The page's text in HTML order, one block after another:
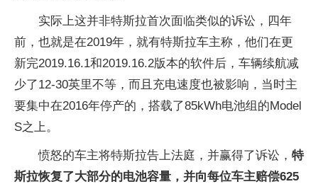
实际上这并非特斯拉首次面临类似的诉讼，四年
前，也就是在2019年，就有特斯拉车主称，他们在更
新完2019.16.1和2019.16.2版本的软件后，车辆续航减
少了12-30英里不等，而且充电速度也被影响，当时主
要集中在2016年停产的，搭载了85kWh电池组的Model
S之上。
愤怒的车主将特斯拉告上法庭，并赢得了诉讼， 特
斯拉恢复了大部分的电池容量，并向每位车主赔偿625